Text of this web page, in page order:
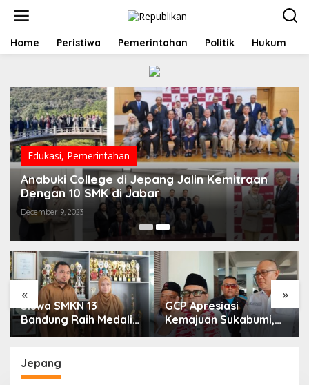
t
Home Peristiwa Pemerintahan Politik Hukum
Edukasi, Pemerintahan
Anabuki College di Jepang Jalin Kemitraan
Dengan 10 SMK di Jabar
December 9, 2023
« »
Siswa SMKN 13
Bandung Raih Medali
Emas LKS Nasional
Computing
GCP Apresiasi
Kemajuan Sukabumi,
Dorong Sinergi Pusat
Jepang